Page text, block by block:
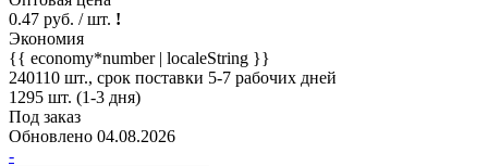
0.47 руб. / шт. !
Экономия
{{ economy*number | localeString }}
240110 шт., срок поставки 5-7 рабочих дней
1295 шт. (1-3 дня)
Под заказ
Обновлено 04.08.2026
-